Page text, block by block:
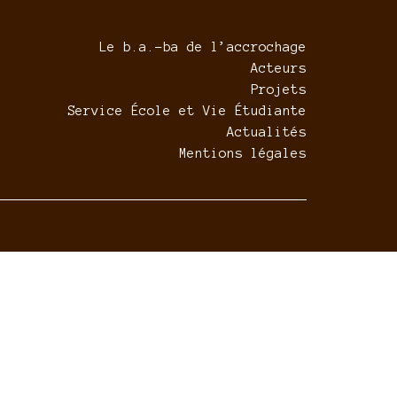
Le b.a.-ba de l’accrochage
Acteurs
Projets
Service École et Vie Étudiante
Actualités
Mentions légales